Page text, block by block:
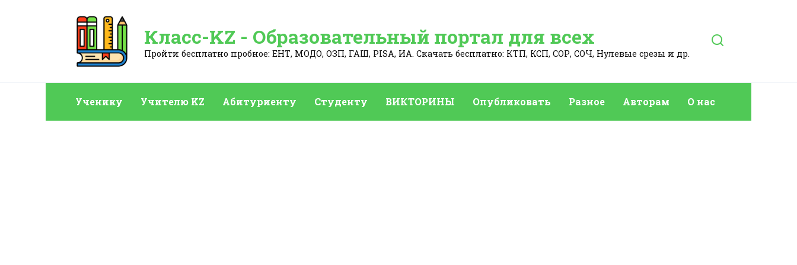
Класс-KZ - Образовательный портал для всех
Пройти бесплатно пробное: ЕНТ, МОДО, ОЗП, ГАШ, PISA, ИА. Скачать бесплатно: КТП, КСП, СОР, СОЧ, Нулевые срезы и др.
Ученику Учителю KZ Абитуриенту Студенту ВИКТОРИНЫ Опубликовать Разное Авторам О нас